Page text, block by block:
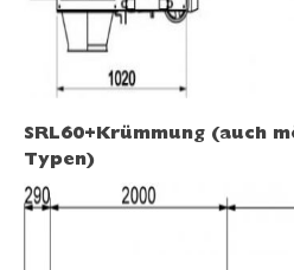
SRL60+Krümmung (auch
Typen)